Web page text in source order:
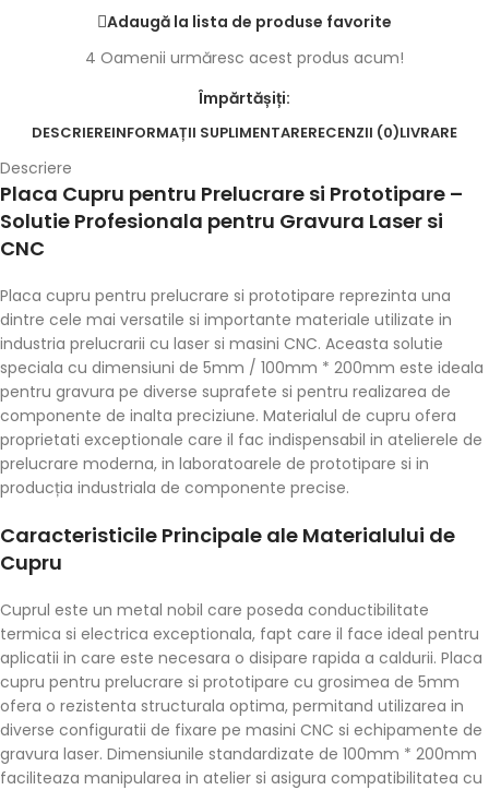
Adaugă la lista de produse favorite
4 Oamenii urmăresc acest produs acum!
Împărtășiți:
DESCRIEREINFORMAȚII SUPLIMENTARERECENZII (0)LIVRARE
Descriere
Placa Cupru pentru Prelucrare si Prototipare –
Solutie Profesionala pentru Gravura Laser si
CNC
Placa cupru pentru prelucrare si prototipare reprezinta una
dintre cele mai versatile si importante materiale utilizate in
industria prelucrarii cu laser si masini CNC. Aceasta solutie
speciala cu dimensiuni de 5mm / 100mm * 200mm este ideala
pentru gravura pe diverse suprafete si pentru realizarea de
componente de inalta preciziune. Materialul de cupru ofera
proprietati exceptionale care il fac indispensabil in atelierele de
prelucrare moderna, in laboratoarele de prototipare si in
producția industriala de componente precise.
Caracteristicile Principale ale Materialului de
Cupru
Cuprul este un metal nobil care poseda conductibilitate
termica si electrica exceptionala, fapt care il face ideal pentru
aplicatii in care este necesara o disipare rapida a caldurii. Placa
cupru pentru prelucrare si prototipare cu grosimea de 5mm
ofera o rezistenta structurala optima, permitand utilizarea in
diverse configuratii de fixare pe masini CNC si echipamente de
gravura laser. Dimensiunile standardizate de 100mm * 200mm
faciliteaza manipularea in atelier si asigura compatibilitatea cu